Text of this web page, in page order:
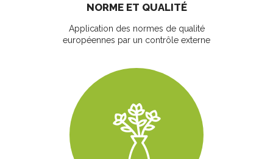
NORME ET QUALITÉ
Application des normes de qualité
européennes par un contrôle externe